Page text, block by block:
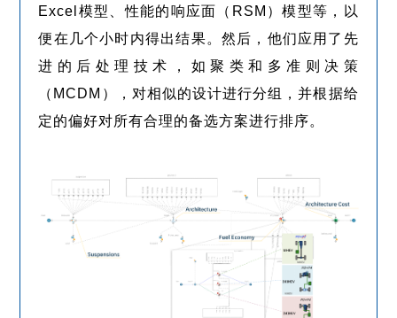
Excel模型、性能的响应面（RSM）模型等，以
便在几个小时内得出结果。然后，他们应用了先
进的后处理技术，如聚类和多准则决策
（MCDM），对相似的设计进行分组，并根据给
定的偏好对所有合理的备选方案进行排序。